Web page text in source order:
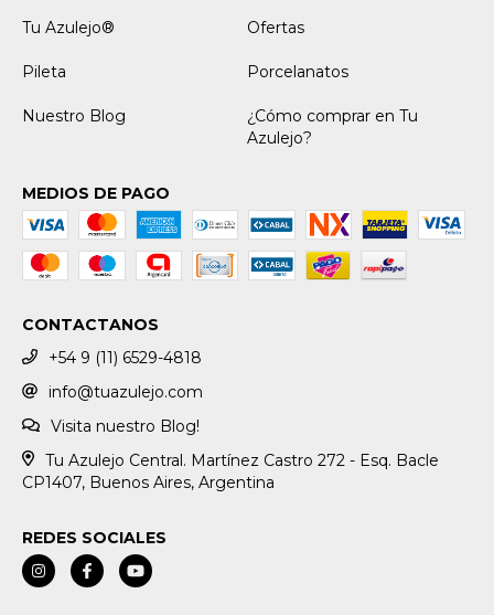
Tu Azulejo® Ofertas
Pileta Porcelanatos
Nuestro Blog
¿Cómo comprar en Tu
Azulejo?
MEDIOS DE PAGO
CONTACTANOS
+54 9 (11) 6529-4818
info@tuazulejo.com
Visita nuestro Blog!
Tu Azulejo Central. Martínez Castro 272 - Esq. Bacle
CP1407, Buenos Aires, Argentina
REDES SOCIALES